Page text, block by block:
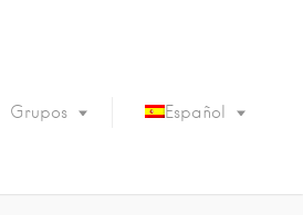
Grupos Español